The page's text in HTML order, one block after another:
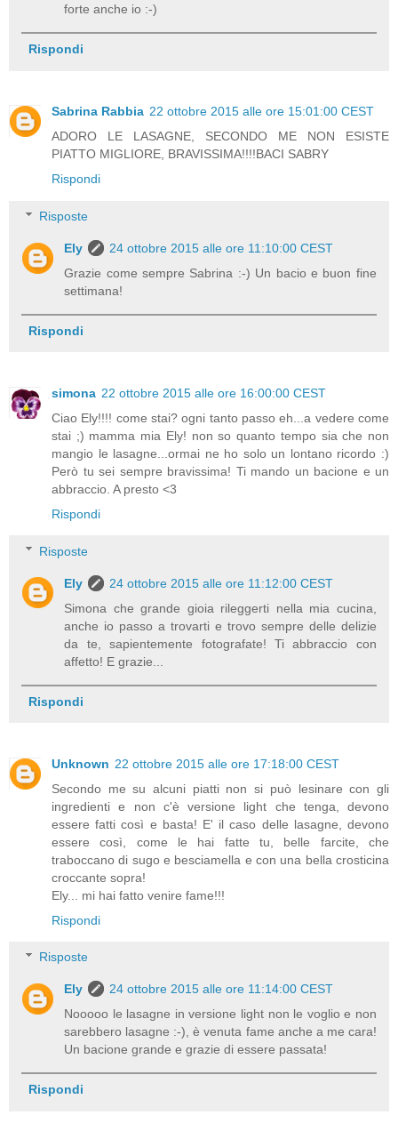
forte anche io :-)
Rispondi
Sabrina Rabbia 22 ottobre 2015 alle ore 15:01:00 CEST
ADORO LE LASAGNE, SECONDO ME NON ESISTE
PIATTO MIGLIORE, BRAVISSIMA!!!!BACI SABRY
Rispondi
Risposte
Ely
24 ottobre 2015 alle ore 11:10:00 CEST
Grazie come sempre Sabrina :-) Un bacio e buon fine
settimana!
Rispondi
simona 22 ottobre 2015 alle ore 16:00:00 CEST
Ciao Ely!!!! come stai? ogni tanto passo eh...a vedere come
stai ;) mamma mia Ely! non so quanto tempo sia che non
mangio le lasagne...ormai ne ho solo un lontano ricordo :)
Però tu sei sempre bravissima! Ti mando un bacione e un
abbraccio. A presto <3
Rispondi
Risposte
Ely
24 ottobre 2015 alle ore 11:12:00 CEST
Simona che grande gioia rileggerti nella mia cucina,
anche io passo a trovarti e trovo sempre delle delizie
da te, sapientemente fotografate! Ti abbraccio con
affetto! E grazie...
Rispondi
Unknown 22 ottobre 2015 alle ore 17:18:00 CEST
Secondo me su alcuni piatti non si può lesinare con gli
ingredienti e non c'è versione light che tenga, devono
essere fatti così e basta! E' il caso delle lasagne, devono
essere così, come le hai fatte tu, belle farcite, che
traboccano di sugo e besciamella e con una bella crosticina
croccante sopra!
Ely... mi hai fatto venire fame!!!
Rispondi
Risposte
Ely
24 ottobre 2015 alle ore 11:14:00 CEST
Nooooo le lasagne in versione light non le voglio e non
sarebbero lasagne :-), è venuta fame anche a me cara!
Un bacione grande e grazie di essere passata!
Rispondi